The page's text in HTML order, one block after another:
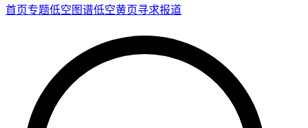
首页专题低空图谱低空黄页寻求报道